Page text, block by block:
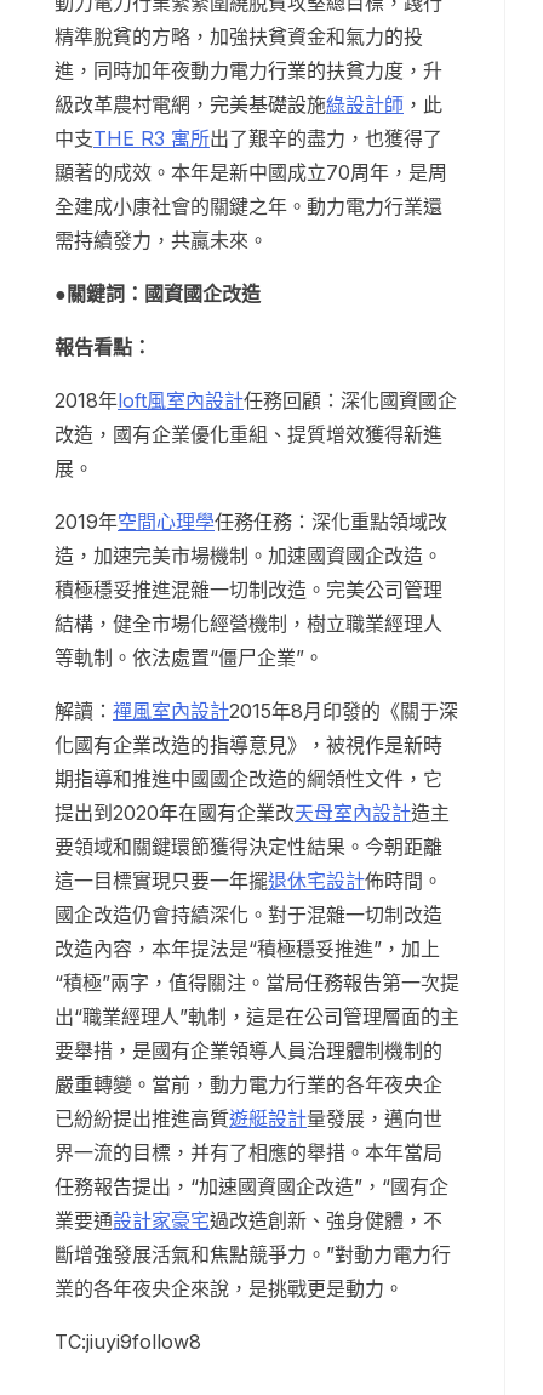
精準脫貧的方略，加強扶貧資金和氣力的投
進，同時加年夜動力電力行業的扶貧力度，升
級改革農村電網，完美基礎設施綠設計師 ，此
中支THE R3 寓所出了艱辛的盡力，也獲得了
顯著的成效。本年是新中國成立70周年，是周
全建成小康社會的關鍵之年。動力電力行業還
需持續發力，共贏未來。
●關鍵詞：國資國企改造
報告看點：
2018年loft風室內設計任務回顧：深化國資國企
改造，國有企業優化重組、提質增效獲得新進
展。
2019年空間心理學任務任務：深化重點領域改
造，加速完美市場機制。加速國資國企改造。
積極穩妥推進混雜一切制改造。完美公司管理
結構，健全市場化經營機制，樹立職業經理人
等軌制。依法處置“僵尸企業”。
解讀： 禪風室內設計2015年8月印發的《關于深
化國有企業改造的指導意見》，被視作是新時
期指導和推進中國國企改造的綱領性文件，它
提出到2020年在國有企業改天母室內設計造主
要領域和關鍵環節獲得決定性結果。今朝距離
這一目標實現只要一年擺退休宅設計佈時間。
國企改造仍會持續深化。對于混雜一切制改造
改造內容，本年提法是“積極穩妥推進”，加上
“積極”兩字，值得關注。當局任務報告第一次提
出“職業經理人”軌制，這是在公司管理層面的主
要舉措，是國有企業領導人員治理體制機制的
嚴重轉變。當前，動力電力行業的各年夜央企
已紛紛提出推進高質遊艇設計量發展，邁向世
界一流的目標，并有了相應的舉措。本年當局
任務報告提出，“加速國資國企改造”，“國有企
業要通設計家豪宅過改造創新、強身健體，不
斷增強發展活氣和焦點競爭力。”對動力電力行
業的各年夜央企來說，是挑戰更是動力。
TC:jiuyi9follow8